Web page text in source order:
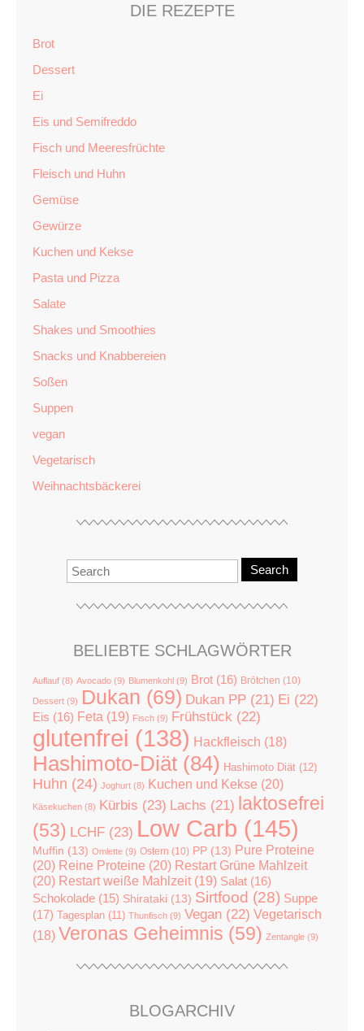
DIE REZEPTE
Brot
Dessert
Ei
Eis und Semifreddo
Fisch und Meeresfrüchte
Fleisch und Huhn
Gemüse
Gewürze
Kuchen und Kekse
Pasta und Pizza
Salate
Shakes und Smoothies
Snacks und Knabbereien
Soßen
Suppen
vegan
Vegetarisch
Weihnachtsbäckerei
Search
BELIEBTE SCHLAGWÖRTER
Auflauf (8) Avocado (9) Blumenkohl (9) Brot (16) Brötchen (10)
Dessert (9) Dukan (69) Dukan PP (21) Ei (22)
Eis (16) Feta (19) Fisch (9) Frühstück (22)
glutenfrei (138) Hackfleisch (18)
Hashimoto-Diät (84) Hashimoto Diät (12)
Huhn (24) Joghurt (8) Kuchen und Kekse (20)
Käsekuchen (8) Kürbis (23) Lachs (21) laktosefrei
(53) LCHF (23) Low Carb (145)
Muffin (13) Omlette (9) Ostern (10) PP (13) Pure Proteine
(20) Reine Proteine (20) Restart Grüne Mahlzeit
(20) Restart weiße Mahlzeit (19) Salat (16)
Schokolade (15) Shirataki (13) Sirtfood (28) Suppe
(17)
Tagesplan (11) Thunfisch (9) Vegan (22) Vegetarisch
(18) Veronas Geheimnis (59) Zentangle (9)
BLOGARCHIV